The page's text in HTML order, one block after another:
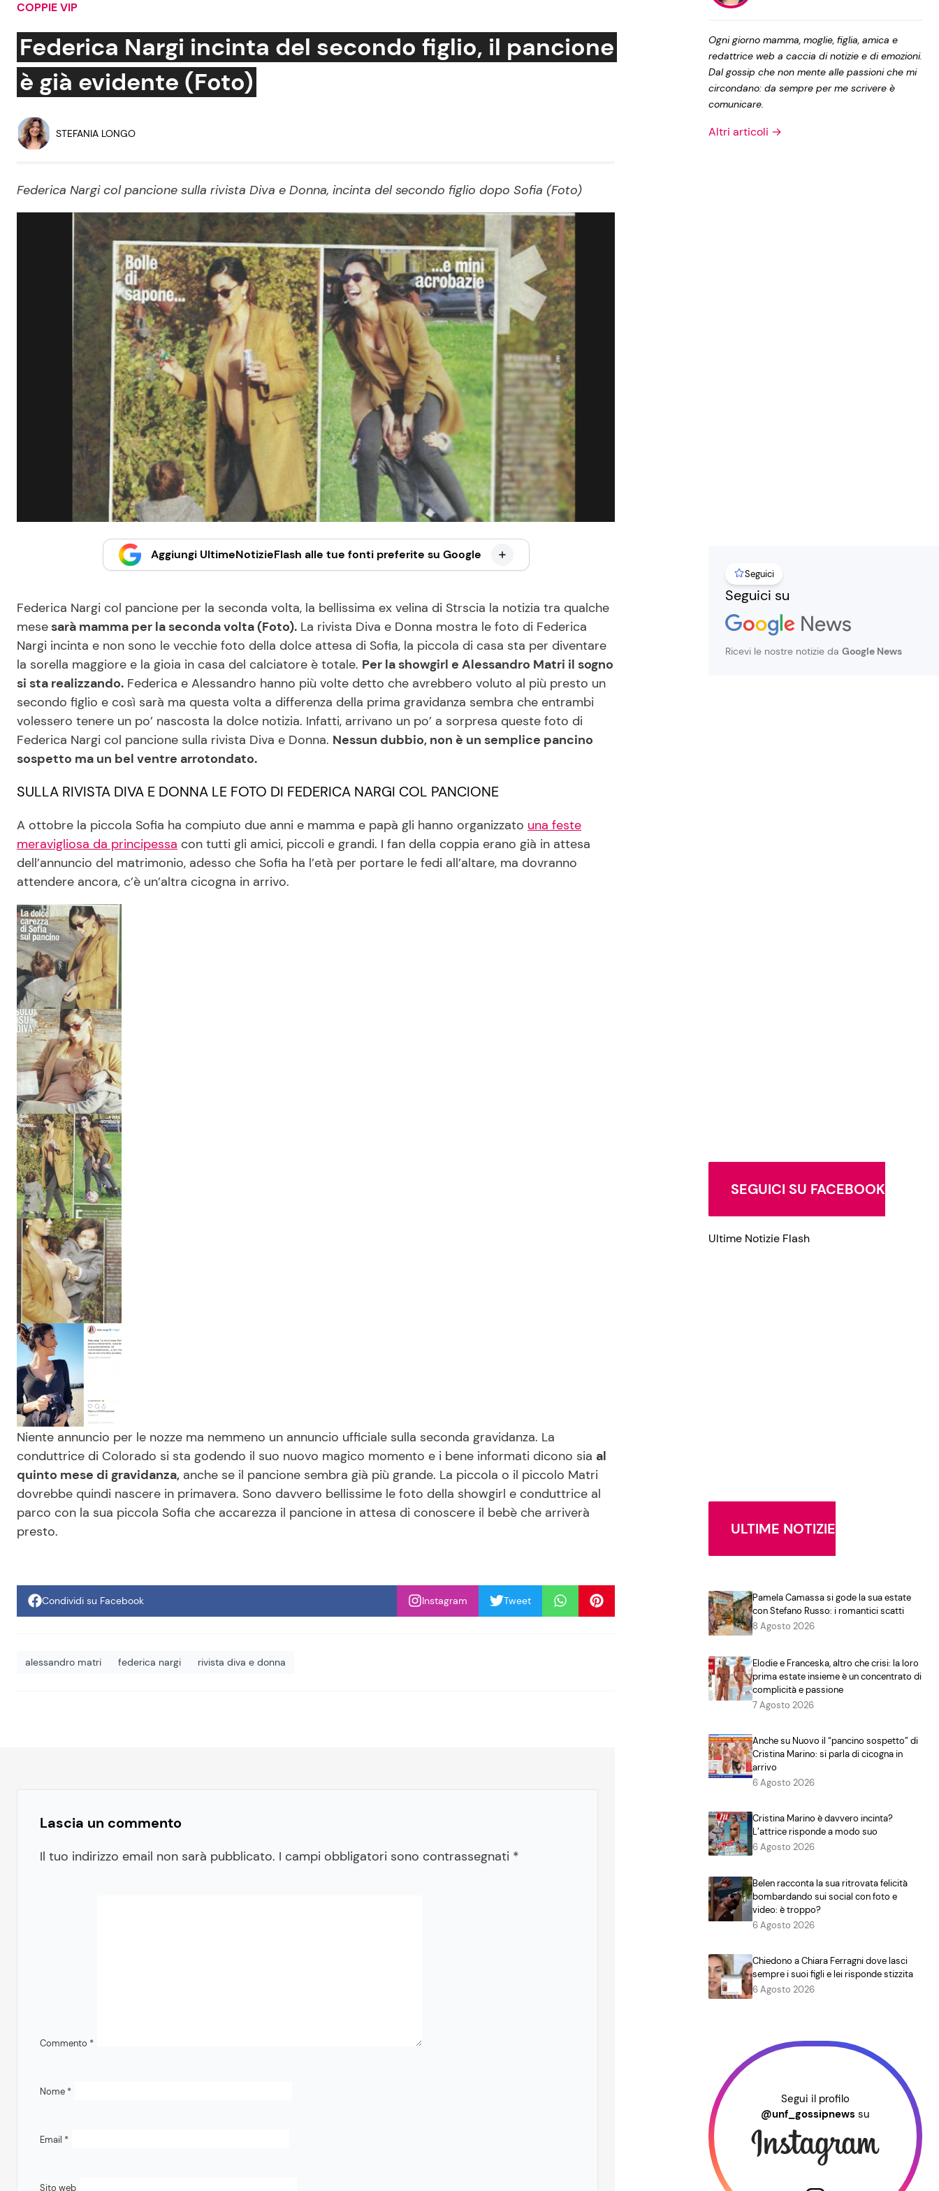
Social News
News dal mondo
Benessere
Mondo Mamma
Salute
Viaggi e Turismo
Festività
Le Ricette in TV
Ricette Facili e Veloci
Ricette Feste
Ricette per Bambini
Privacy Policy
COPPIE VIP
Federica Nargi incinta del secondo figlio, il pancione
è già evidente (Foto)
STEFANIA LONGO
Federica Nargi col pancione sulla rivista Diva e Donna, incinta del secondo figlio dopo Sofia (Foto)
Aggiungi UltimeNotizieFlash alle tue fonti preferite su Google
Federica Nargi col pancione per la seconda volta, la bellissima ex velina di Strscia la notizia tra qualche
mesesarà mamma per la seconda volta (Foto). La rivista Diva e Donna mostra le foto di Federica
Nargi incinta e non sono le vecchie foto della dolce attesa di Sofia, la piccola di casa sta per diventare
la sorella maggiore e la gioia in casa del calciatore è totale. Per la showgirl e Alessandro Matri il sogno
si sta realizzando. Federica e Alessandro hanno più volte detto che avrebbero voluto al più presto un
secondo figlio e così sarà ma questa volta a differenza della prima gravidanza sembra che entrambi
volessero tenere un po’ nascosta la dolce notizia. Infatti, arrivano un po’ a sorpresa queste foto di
Federica Nargi col pancione sulla rivista Diva e Donna. Nessun dubbio, non è un semplice pancino
sospetto ma un bel ventre arrotondato.
SULLA RIVISTA DIVA E DONNA LE FOTO DI FEDERICA NARGI COL PANCIONE
A ottobre la piccola Sofia ha compiuto due anni e mamma e papà gli hanno organizzato una feste
meravigliosa da principessa con tutti gli amici, piccoli e grandi. I fan della coppia erano già in attesa
dell’annuncio del matrimonio, adesso che Sofia ha l’età per portare le fedi all’altare, ma dovranno
attendere ancora, c’è un’altra cicogna in arrivo.
Niente annuncio per le nozze ma nemmeno un annuncio ufficiale sulla seconda gravidanza. La
conduttrice di Colorado si sta godendo il suo nuovo magico momento e i bene informati dicono sia al
quinto mese di gravidanza, anche se il pancione sembra già più grande. La piccola o il piccolo Matri
dovrebbe quindi nascere in primavera. Sono davvero bellissime le foto della showgirl e conduttrice al
parco con la sua piccola Sofia che accarezza il pancione in attesa di conoscere il bebè che arriverà
presto.
Condividi su Facebook Instagram Tweet
alessandro matri federica nargi rivista diva e donna
Lascia un commento
Il tuo indirizzo email non sarà pubblicato. I campi obbligatori sono contrassegnati *
Commento *
Nome *
Email *
Sito web
Ogni giorno mamma, moglie, figlia, amica e
redattrice web a caccia di notizie e di emozioni.
Dal gossip che non mente alle passioni che mi
circondano: da sempre per me scrivere è
comunicare.
Altri articoli →
Seguici
Seguici su
Ricevi le nostre notizie da Google News
SEGUICI SU FACEBOOK
Ultime Notizie Flash
ULTIME NOTIZIE
Pamela Camassa si gode la sua estate
con Stefano Russo: i romantici scatti
8 Agosto 2026
Elodie e Franceska, altro che crisi: la loro
prima estate insieme è un concentrato di
complicità e passione
7 Agosto 2026
Anche su Nuovo il “pancino sospetto” di
Cristina Marino: si parla di cicogna in
arrivo
6 Agosto 2026
Cristina Marino è davvero incinta?
L’attrice risponde a modo suo
6 Agosto 2026
Belen racconta la sua ritrovata felicità
bombardando sui social con foto e
video: è troppo?
6 Agosto 2026
Chiedono a Chiara Ferragni dove lasci
sempre i suoi figli e lei risponde stizzita
6 Agosto 2026
Segui il profilo
@unf_gossipnews su